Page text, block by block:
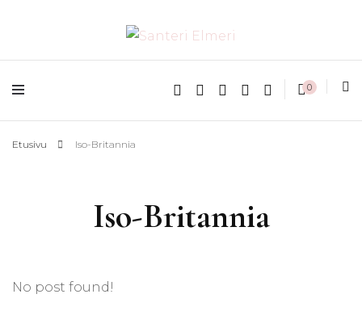
Santeri Elmeri
matkablogi reppureissau
0
Etusivu Iso-Britannia
Iso-Britannia
No post found!